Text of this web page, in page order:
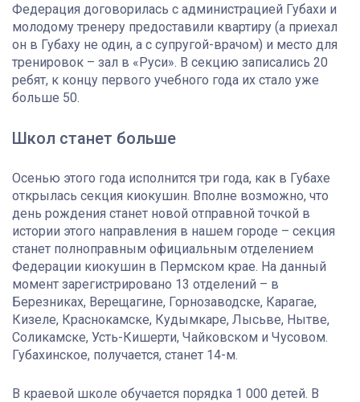
Федерация договорилась с администрацией Губахи и
молодому тренеру предоставили квартиру (а приехал
он в Губаху не один, а с супругой-врачом) и место для
тренировок – зал в «Руси». В секцию записались 20
ребят, к концу первого учебного года их стало уже
больше 50.
Школ станет больше
Осенью этого года исполнится три года, как в Губахе
открылась секция киокушин. Вполне возможно, что
день рождения станет новой отправной точкой в
истории этого направления в нашем городе – секция
станет полноправным официальным отделением
Федерации киокушин в Пермском крае. На данный
момент зарегистрировано 13 отделений – в
Березниках, Верещагине, Горнозаводске, Карагае,
Кизеле, Краснокамске, Кудымкаре, Лысьве, Нытве,
Соликамске, Усть-Кишерти, Чайковском и Чусовом.
Губахинское, получается, станет 14-м.
В краевой школе обучается порядка 1 000 детей. В